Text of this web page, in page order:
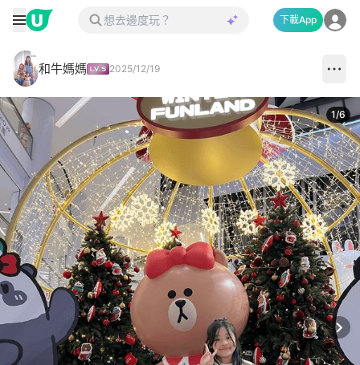
下載App
和牛媽媽 2025/12/19
1/6